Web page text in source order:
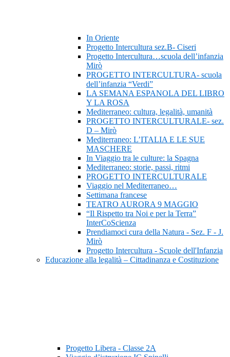
In Oriente
Progetto Intercultura sez.B- Ciseri
Progetto Intercultura…scuola dell’infanzia
Mirò
PROGETTO INTERCULTURA- scuola
dell’infanzia “Verdi”
LA SEMANA ESPANOLA DEL LIBRO
Y LA ROSA
Mediterraneo: cultura, legalità, umanità
PROGETTO INTERCULTURALE- sez.
D – Mirò
Mediterraneo: L’ITALIA E LE SUE
MASCHERE
In Viaggio tra le culture: la Spagna
Mediterraneo: storie, passi, ritmi
PROGETTO INTERCULTURALE
Viaggio nel Mediterraneo…
Settimana francese
TEATRO AURORA 9 MAGGIO
“Il Rispetto tra Noi e per la Terra”
InterCoScienza
Prendiamoci cura della Natura - Sez. F - J.
Mirò
Progetto Intercultura - Scuole dell'Infanzia
Educazione alla legalità – Cittadinanza e Costituzione
Progetto Libera - Classe 2A